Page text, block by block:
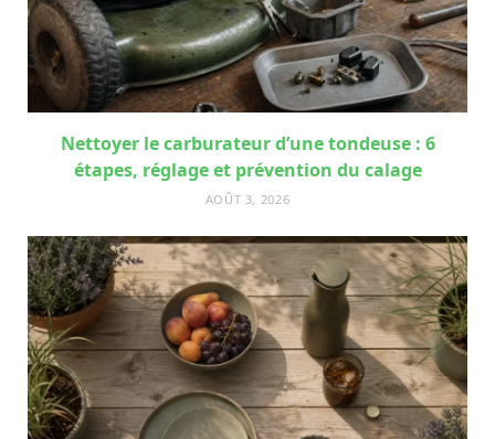
Nettoyer le carburateur d’une tondeuse : 6
étapes, réglage et prévention du calage
AOÛT 3, 2026